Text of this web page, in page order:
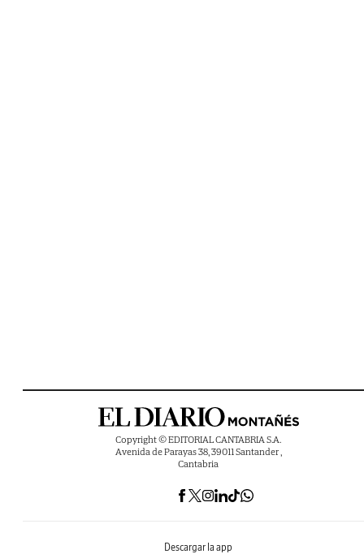
Copyright © EDITORIAL CANTABRIA S.A.
Avenida de Parayas 38, 39011 Santander ,
Cantabria
Descargar la app